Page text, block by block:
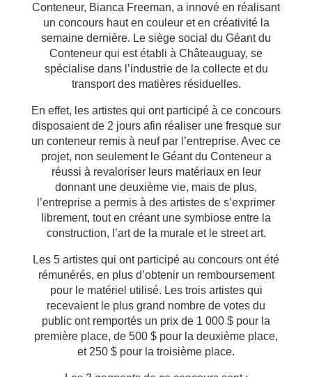
Conteneur, Bianca Freeman, a innové en réalisant
un concours haut en couleur et en créativité la
semaine dernière. Le siège social du Géant du
Conteneur qui est établi à Châteauguay, se
spécialise dans l’industrie de la collecte et du
transport des matières résiduelles.
En effet, les artistes qui ont participé à ce concours
disposaient de 2 jours afin réaliser une fresque sur
un conteneur remis à neuf par l’entreprise. Avec ce
projet, non seulement le Géant du Conteneur a
réussi à revaloriser leurs matériaux en leur
donnant une deuxième vie, mais de plus,
l’entreprise a permis à des artistes de s’exprimer
librement, tout en créant une symbiose entre la
construction, l’art de la murale et le street art.
Les 5 artistes qui ont participé au concours ont été
rémunérés, en plus d’obtenir un remboursement
pour le matériel utilisé. Les trois artistes qui
recevaient le plus grand nombre de votes du
public ont remportés un prix de 1 000 $ pour la
première place, de 500 $ pour la deuxième place,
et 250 $ pour la troisième place.